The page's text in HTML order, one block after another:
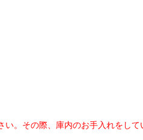
。その際、庫内のお手入れをして